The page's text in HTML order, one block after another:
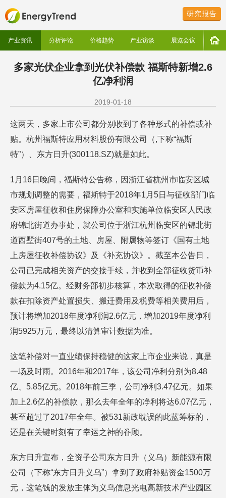
研究报告
产业资讯 分析评论 价格趋势 产业访谈 展览会议
多家光伏企业拿到光伏补偿款 福斯特新增2.6
亿净利润
2019-01-18
这两天，多家上市公司都分别收到了各种形式的补偿或补
贴。杭州福斯特应用材料股份有限公司（,下称“福斯
特”）、东方日升(300118.SZ)就是如此。
1月16日晚间，福斯特公告称，因浙江省杭州市临安区城
市规划调整的需要，福斯特于2018年1月5日与征收部门临
安区房屋征收和住房保障办公室和实施单位临安区人民政
府锦北街道办事处，就公司位于浙江杭州临安区的锦北街
道西墅街407号的土地、房屋、附属物等签订《国有土地
上房屋征收补偿协议》及《补充协议》。截至本公告日，
公司已完成相关资产的交接手续，并收到全部征收货币补
偿款为4.15亿。经财务部初步核算，本次取得的征收补偿
款在扣除资产处置损失、搬迁费用及税费等相关费用后，
预计将增加2018年度净利润2.6亿元，增加2019年度净利
润5925万元，最终以清算审计数据为准。
这笔补偿对一直业绩保持稳健的这家上市企业来说，真是
一场及时雨。2016年和2017年，该公司净利分别为8.48
亿、5.85亿元。2018年前三季，公司净利3.47亿元。如果
加上2.6亿的补偿款，那么去年全年的净利将达6.07亿元，
甚至超过了2017年全年。被531新政耽误的此蓝筹标的，
还是在关键时刻有了幸运之神的眷顾。
东方日升宣布，全资子公司东方日升（义乌）新能源有限
公司（下称“东方日升义乌”）拿到了政府补贴资金1500万
元，这笔钱的发放主体为义乌信息光电高新技术产业园区